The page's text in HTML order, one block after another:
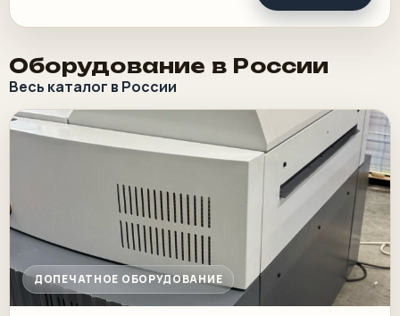
Оборудование в России
Весь каталог в России
ДОПЕЧАТНОЕ ОБОРУДОВАНИЕ